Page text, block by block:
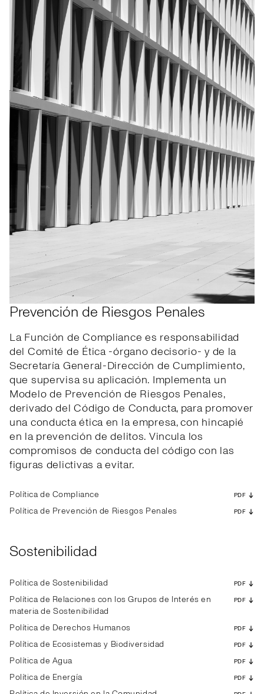
Prevención de Riesgos Penales
La Función de Compliance es responsabilidad
del Comité de Ética -órgano decisorio- y de la
Secretaría General-Dirección de Cumplimiento,
que supervisa su aplicación. Implementa un
Modelo de Prevención de Riesgos Penales,
derivado del Código de Conducta, para promover
una conducta ética en la empresa, con hincapié
en la prevención de delitos. Vincula los
compromisos de conducta del código con las
figuras delictivas a evitar.
Política de Compliance PDF
Política de Prevención de Riesgos Penales PDF
Sostenibilidad
Política de Sostenibilidad PDF
Política de Relaciones con los Grupos de Interés en
materia de Sostenibilidad
PDF
Política de Derechos Humanos PDF
Política de Ecosistemas y Biodiversidad PDF
Política de Agua PDF
Política de Energía PDF